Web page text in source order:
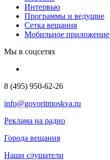
Интервью
Программы и ведущие
Сетка вещания
Мобильное приложение
Мы в соцсетях
8 (495) 950-62-26
info@govoritmoskva.ru
Реклама на радио
Города вещания
Наши слушатели